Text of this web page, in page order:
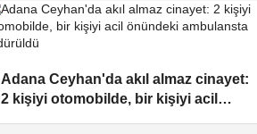
Adana Ceyhan'da akıl almaz cinayet:
2 kişiyi otomobilde, bir kişiyi acil